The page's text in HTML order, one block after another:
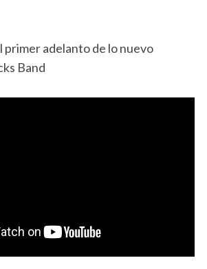
primer adelanto de lo nuevo
Band